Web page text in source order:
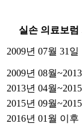
실손 의료보럼
2009년 07월 31
2009년 08월
2013년 04월
2015년 09월
2016년 01월 이후